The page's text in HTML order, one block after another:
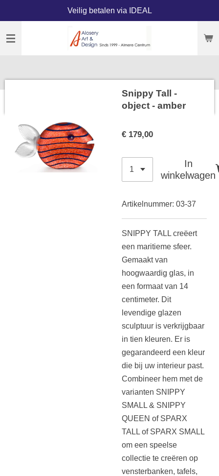
naar
Veilig betalen via IDEAL
Snippy Tall -
object - amber
€ 179,00
In
winkelwagen
Artikelnummer: 03-37
SNIPPY TALL creëert
een maritieme sfeer.
Gemaakt van
hoogwaardig glas, in
een formaat van 14
centimeter. Dit
levendige glazen
sculptuur is verkrijgbaar
in tien kleuren. Er is
gegarandeerd een kleur
die bij uw interieur past.
Combineer hem met de
varianten SNIPPY
SMALL & SNIPPY
QUEEN of SPARX
TALL of SPARX SMALL
om een speelse
collectie te creëren op
vensterbanken, tafels,